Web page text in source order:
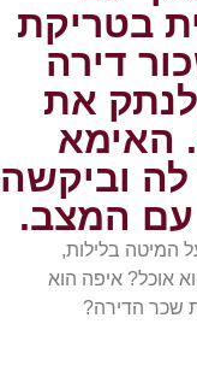
בטריקת
דירה
את
האימא
וביקשה
עם המצב.
המיטה בלילות,
אוכל? איפה הוא
שכר הדירה?